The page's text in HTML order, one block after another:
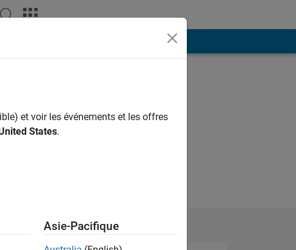
et voir les événements et les offres
States.
Asie-Pacifique